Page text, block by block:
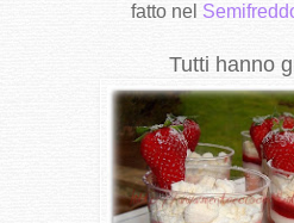
fatto nel
Tutti hanno